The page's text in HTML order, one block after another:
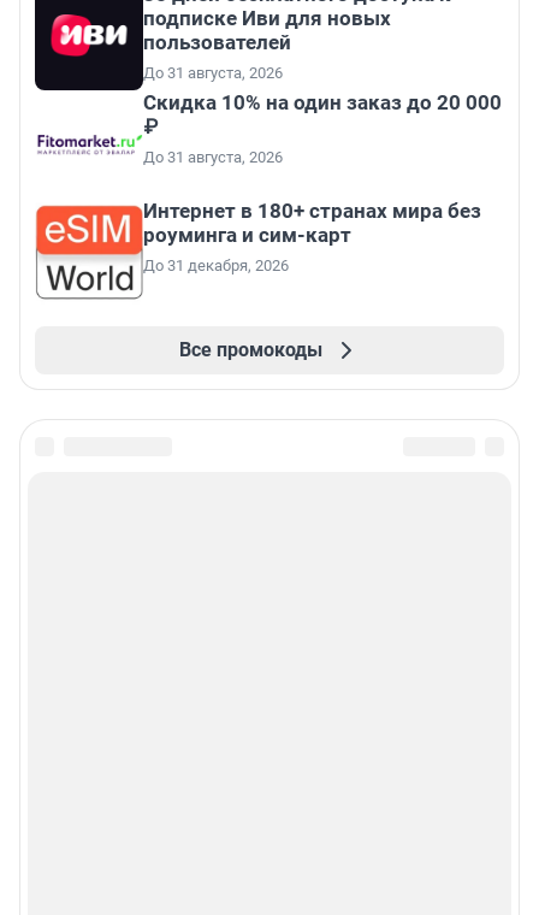
подписке Иви для новых
пользователей
До 31 августа, 2026
Скидка 10% на один заказ до 20 000
₽
До 31 августа, 2026
Интернет в 180+ странах мира без
роуминга и сим-карт
До 31 декабря, 2026
Все промокоды